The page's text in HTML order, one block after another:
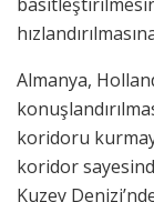
Almanya,
koridoru
koridor
Kuzey